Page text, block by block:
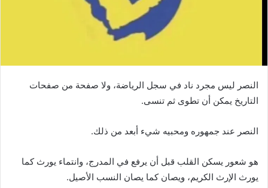
النصر ليس مجرد ناد في سجل الرياضة، ولا صفحة من صفحات
التاريخ يمكن أن تطوى ثم تنسى.
النصر عند جمهوره ومحبيه شيء أبعد من ذلك.
هو شعور يسكن القلب قبل أن يرفع في المدرج، وانتماء يورث كما
يورث الإرث الكريم، ويصان كما يصان النسب الأصيل.